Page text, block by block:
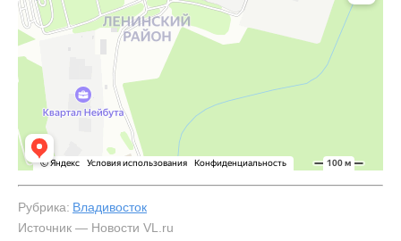
Рубрика: Владивосток
Источник — Новости VL.ru